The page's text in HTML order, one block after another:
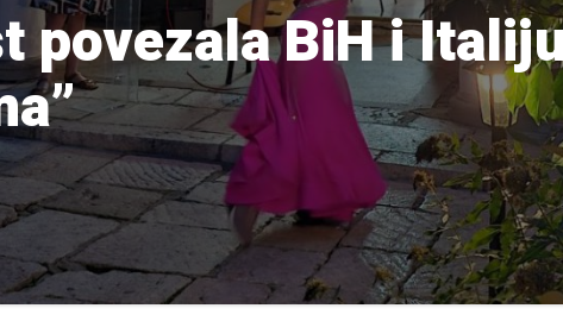
povezala BiH i